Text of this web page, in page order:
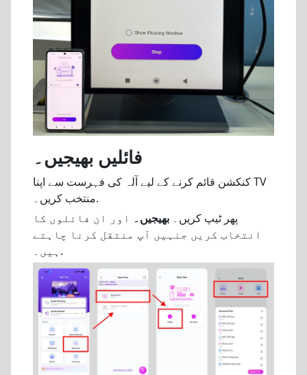
فائلیں بھیجیں۔
کنکشن قائم کرنے کے لیے آلہ کی فہرست سے اپنا TV
منتخب کریں۔.
پھر ٹیپ کریں۔ بھیجیں۔ اور ان فائلوں کا
انتخاب کریں جنہیں آپ منتقل کرنا چاہتے
ہیں۔.